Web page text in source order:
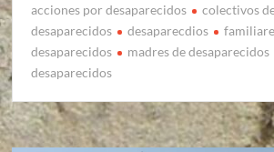
acciones por desaparecidos
colectivos
desaparecidos
desaparecdios
desaparecidos
madres de desaparecidos
desaparecidos